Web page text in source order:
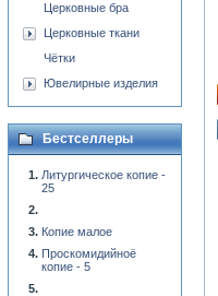
Церковные бра
Церковные ткани
Чётки
Ювелирные изделия
Бестселлеры
Литургическое копие -
25
Копие малое
Проскомидийноё
копие - 5